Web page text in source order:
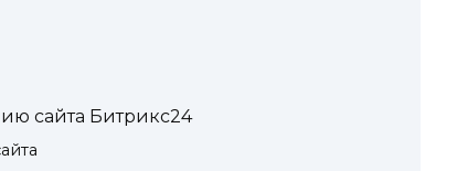
сайта Битрикс24